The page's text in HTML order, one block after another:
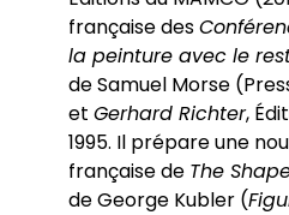
française des
la peinture avec le
de Samuel Morse
et Gerhard Richter,
1995. Il prépare une
française de The
de George Kubler (